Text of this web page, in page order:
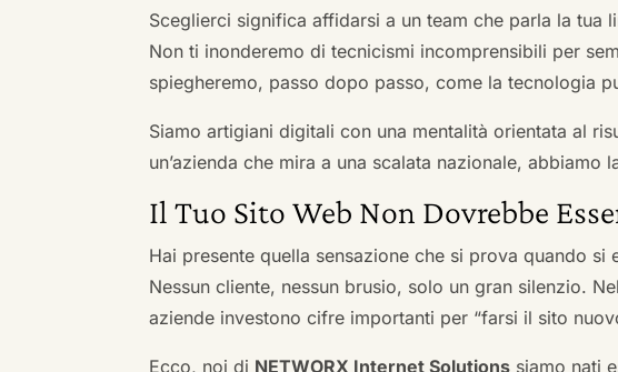
Sceglierci significa affidarsi a un team che parla la
Non ti inonderemo di tecnicismi incomprensibili per
spiegheremo, passo dopo passo, come la tecnologia
Siamo artigiani digitali con una mentalità orientata al
un’azienda che mira a una scalata nazionale, abbiamo
Il Tuo Sito Web Non Dovrebbe
Hai presente quella sensazione che si prova quando
Nessun cliente, nessun brusio, solo un gran silenzio.
aziende investono cifre importanti per “farsi il sito
Ecco, noi di NETWORX Internet Solutions siamo nati